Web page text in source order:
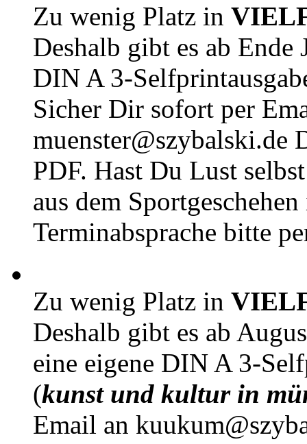
Zu wenig Platz in
Deshalb gibt es ab Ende
DIN A 3-
Sicher Dir sofort per
muenster@szybalski.de
PDF. Hast Du Lust
aus dem
Terminabsprache bitte
Zu wenig Platz in
Deshalb gibt es ab
eine eigene DIN A 3-
(kunst und kultur in
Email an